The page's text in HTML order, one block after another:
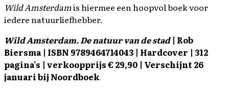
Wild Amsterdamis hiermee een hoopvol boek voor
iedere natuurliefhebber.
Wild Amsterdam. De natuur van de stad| Rob
Biersma | ISBN 9789464714043 | Hardcover | 312
pagina's | verkoopprijs € 29,90 | Verschijnt 26
januari bij Noordboek